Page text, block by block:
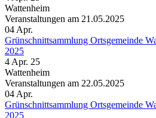
Wattenheim
Veranstaltungen am 21.05.2025
04 Apr.
Grünschnittsammlung Ortsgemeinde
2025
4 Apr. 25
Wattenheim
Veranstaltungen am 22.05.2025
04 Apr.
Grünschnittsammlung Ortsgemeinde
2025